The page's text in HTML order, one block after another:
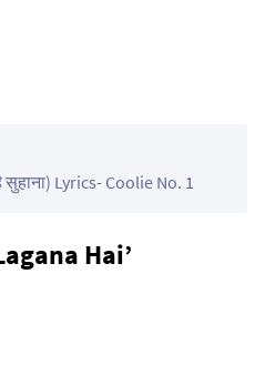
Lyrics- Coolie No. 1
Hai’